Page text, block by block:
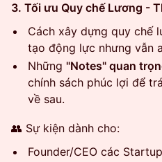
3. Tối ưu Quy chế Lương -
Cách xây dựng quy chế
tạo động lực nhưng vẫn
Những "Notes" quan
chính sách phúc lợi để
về sau.
👥 Sự kiện dành cho:
Founder/CEO các